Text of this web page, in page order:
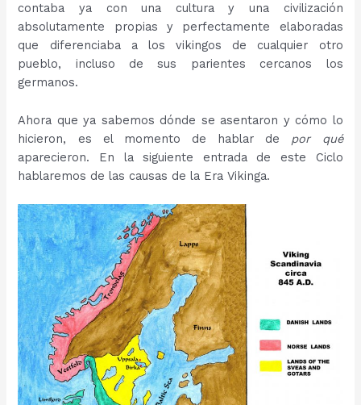
contaba ya con una cultura y una civilización
absolutamente propias y perfectamente elaboradas
que diferenciaba a los vikingos de cualquier otro
pueblo, incluso de sus parientes cercanos los
germanos.
Ahora que ya sabemos dónde se asentaron y cómo lo
hicieron, es el momento de hablar de por qué
aparecieron. En la siguiente entrada de este Ciclo
hablaremos de las causas de la Era Vikinga.